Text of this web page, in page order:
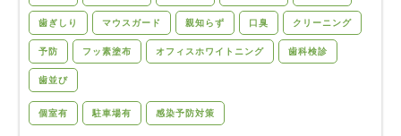
歯ぎしり マウスガード 親知らず 口臭 クリーニング
予防 フッ素塗布 オフィスホワイトニング 歯科検診
歯並び
個室有 駐車場有 感染予防対策